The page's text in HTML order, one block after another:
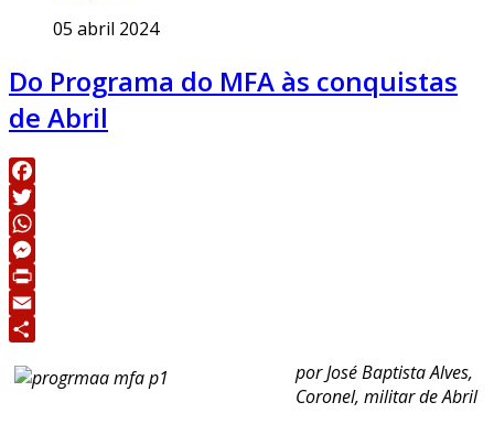
05 abril 2024
Do Programa do MFA às conquistas
de Abril
Facebook
Twitter
WhatsApp
Messenger
Print
Email
por José Baptista Alves,
Coronel, militar de Abril